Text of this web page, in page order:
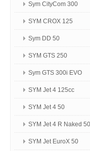
Sym CityCom 300
SYM CROX 125
Sym DD 50
SYM GTS 250
Sym GTS 300i EVO
SYM Jet 4 125сс
SYM Jet 4 50
SYM Jet 4 R Naked 50
SYM Jet EuroX 50